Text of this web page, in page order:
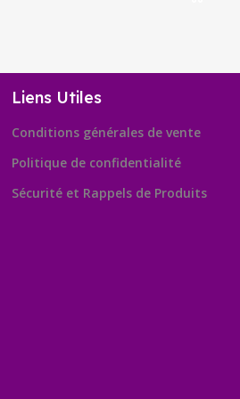
Liens Utiles
Conditions générales de vente
Politique de confidentialité
Sécurité et Rappels de Produits